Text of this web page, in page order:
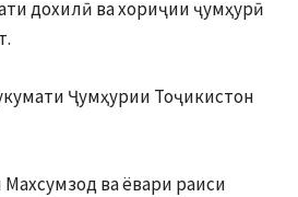
дохилӣ ва хориҷии ҷумҳурӣ
Ҷумҳурии Тоҷикистон
ва ёвари раиси